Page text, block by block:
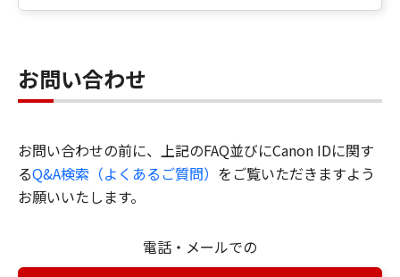
お問い合わせ
お問い合わせの前に、上記のFAQ並びにCanon IDに関す
るQ&A検索（よくあるご質問） をご覧いただきますよう
お願いいたします。
電話・メールでの